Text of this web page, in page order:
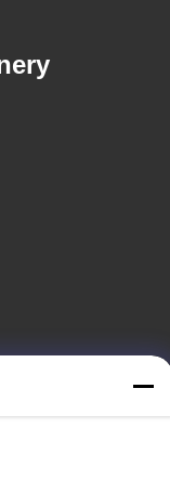
City, Provinz